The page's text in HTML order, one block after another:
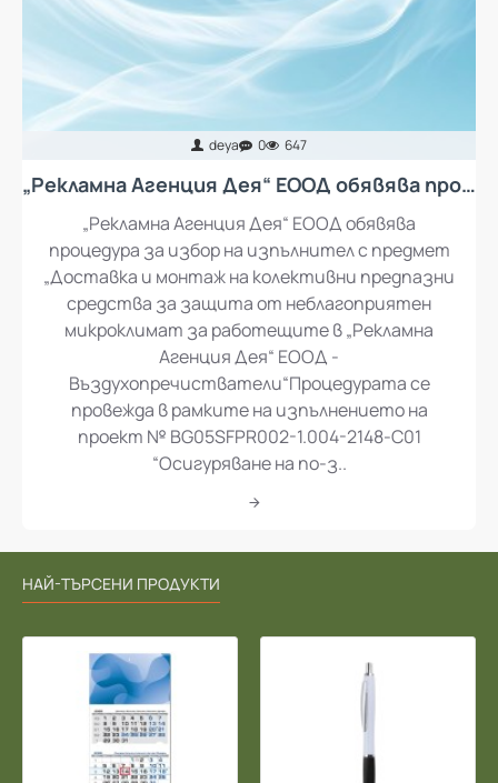
deya 0 647
„Рекламна Агенция Дея“ ЕООД обявява процедура за избор на изпълнител с предмет „Доставка и монтаж на колективни предпазни средства за защита от неблагоприятен микроклимат за работещите в „Рекламна Агенция Дея“ ЕООД - въздухопречистватели“
„Рекламна Агенция Дея“ ЕООД обявява
процедура за избор на изпълнител с предмет
„Доставка и монтаж на колективни предпазни
средства за защита от неблагоприятен
микроклимат за работещите в „Рекламна
Агенция Дея“ ЕООД -
Въздухопречистватели“Процедурата се
провежда в рамките на изпълнението на
проект № BG05SFPR002-1.004-2148-C01
“Осигуряване на по-з..
НАЙ-ТЪРСЕНИ ПРОДУКТИ